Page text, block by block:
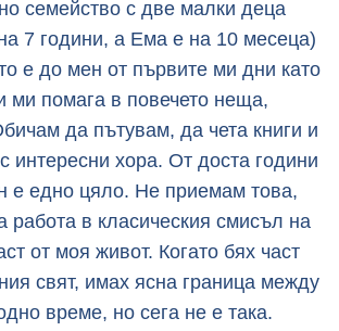
семейство с две малки деца
7 години, а Ема е на 10 месеца)
е до мен от първите ми дни като
ми помага в повечето неща,
да пътувам, да чета книги и
интересни хора. От доста години
е едно цяло. Не приемам това,
работа в класическия смисъл на
от моя живот. Когато бях част
свят, имах ясна граница между
време, но сега не е така.